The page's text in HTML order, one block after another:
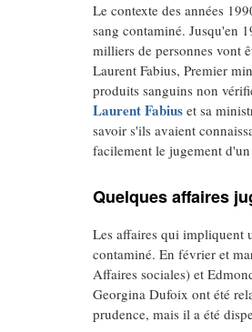
Le contexte des années
sang contaminé. Jusqu'en
milliers de personnes vont
Laurent Fabius, Premier
produits sanguins non
Laurent Fabius et sa
savoir s'ils avaient
facilement le jugement
Quelques affaires
Les affaires qui impliquent
contaminé. En février et
Affaires sociales) et
Georgina Dufoix ont été
prudence, mais il a été